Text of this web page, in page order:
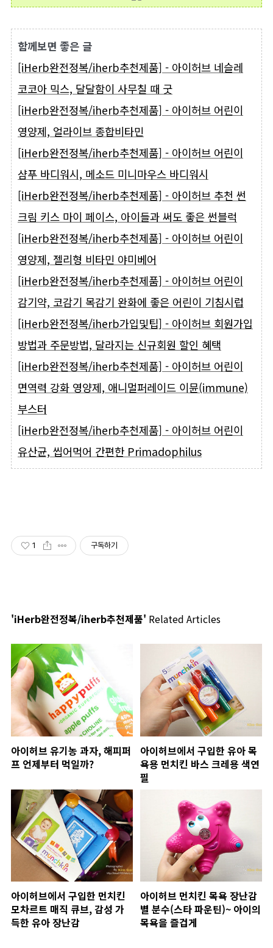
함께보면 좋은 글
[iHerb완전정복/iherb추천제품] - 아이허브 네슬레
코코아 믹스, 달달함이 사무칠 때 굿
[iHerb완전정복/iherb추천제품] - 아이허브 어린이
영양제, 얼라이브 종합비타민
[iHerb완전정복/iherb추천제품] - 아이허브 어린이
샴푸 바디워시, 메소드 미니마우스 바디워시
[iHerb완전정복/iherb추천제품] - 아이허브 추천 썬
크림 키스 마이 페이스, 아이들과 써도 좋은 썬블럭
[iHerb완전정복/iherb추천제품] - 아이허브 어린이
영양제, 젤리형 비타민 야미베어
[iHerb완전정복/iherb추천제품] - 아이허브 어린이
감기약, 코감기 목감기 완화에 좋은 어린이 기침시럽
[iHerb완전정복/iherb가입및팁] - 아이허브 회원가입
방법과 주문방법, 달라지는 신규회원 할인 혜택
[iHerb완전정복/iherb추천제품] - 아이허브 어린이
면역력 강화 영양제, 애니멀퍼레이드 이뮨(immune)
부스터
[iHerb완전정복/iherb추천제품] - 아이허브 어린이
유산균, 씹어먹어 간편한 Primadophilus
1 구독하기
'iHerb완전정복/iherb추천제품' Related Articles
아이허브 유기농 과자, 해피퍼
프 언제부터 먹일까?
아이허브에서 구입한 유아 목
욕용 먼치킨 바스 크레용 색연
필
아이허브에서 구입한 먼치킨
모차르트 매직 큐브, 감성 가
득한 유아 장난감
아이허브 먼치킨 목욕 장난감
별 분수(스타 파운틴)~ 아이의
목욕을 즐겁게